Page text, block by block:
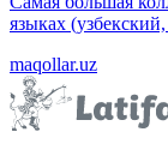
языках
maqollar.uz